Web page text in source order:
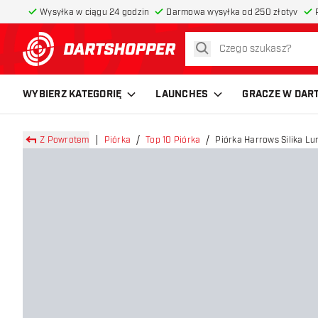
Wysyłka w ciągu 24 godzin Darmowa wysyłka od 250 złotyv
powrót do strony głównej
szukaj
WYBIERZ KATEGORIĘ LAUNCHES GRACZE W
Z Powrotem Piórka Top 10 Piórka Piórka Harrows Silika